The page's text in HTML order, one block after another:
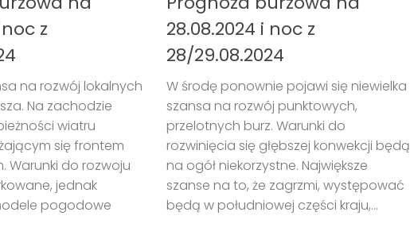
z
na rozwój lokalnych
Na zachodzie
wiatru
się frontem
Warunki do rozwoju
jednak
pogodowe
28.08.2024 i noc z
28/29.08.2024
W środę ponownie pojawi się niewielka
szansa na rozwój punktowych,
przelotnych burz. Warunki do
rozwinięcia się głębszej konwekcji będą
na ogół niekorzystne. Największe
szanse na to, że zagrzmi, występować
będą w południowej części kraju,...